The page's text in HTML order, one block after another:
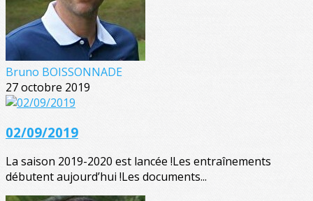
Bruno BOISSONNADE
27 octobre 2019
02/09/2019
La saison 2019-2020 est lancée !Les entraînements
débutent aujourd’hui !Les documents...